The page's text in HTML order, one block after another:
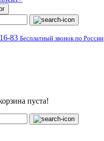
83 Бесплатный звонок по России
пуста!